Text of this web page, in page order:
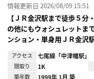
情報更新日 2026/08/09 15:51
【ＪＲ金沢駅まで徒歩５
の他にもウォシュレットま
ンション・単身用ＪＲ金沢
アクセス 七尾線「中津幡駅」
間取り 1K
築年数 1999年 1月 築